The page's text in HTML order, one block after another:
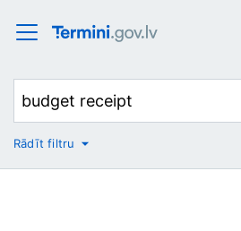
No
Rādīt filtru